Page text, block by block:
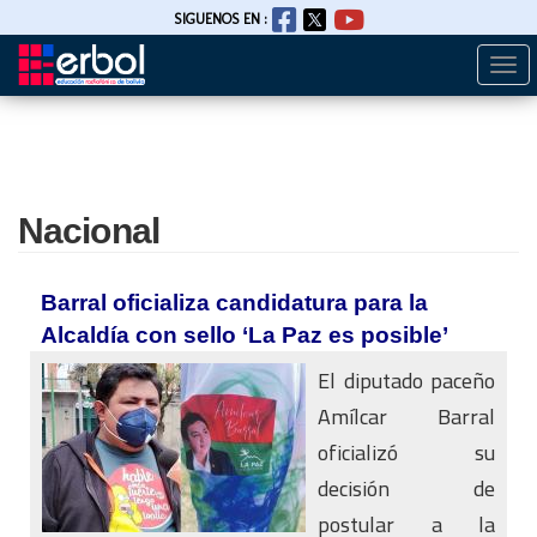
Pasar
SIGUENOS EN :
Nacional
Barral oficializa candidatura para la
Alcaldía con sello ‘La Paz es posible’
El diputado paceño
Amílcar Barral
oficializó su
decisión de
postular a la